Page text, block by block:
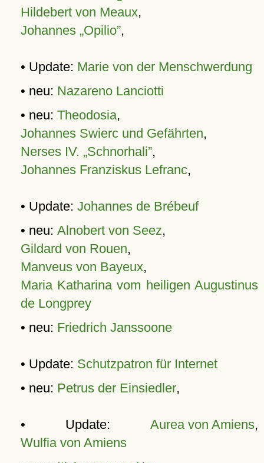
Hildebert von Meaux,
Johannes „Opilio”,
• Update: Marie von der Menschwerdung
• neu: Nazareno Lanciotti
• neu: Theodosia,
Johannes Swierc und Gefährten,
Nerses IV. „Schnorhali”,
Johannes Franziskus Lefranc,
• Update: Johannes de Brébeuf
• neu: Alnobert von Seez,
Gildard von Rouen,
Manveus von Bayeux,
Maria Katharina vom heiligen Augustinus
de Longprey
• neu: Friedrich Janssoone
• Update: Schutzpatron für Internet
• neu: Petrus der Einsiedler,
• Update: Aurea von Amiens,
Wulfia von Amiens